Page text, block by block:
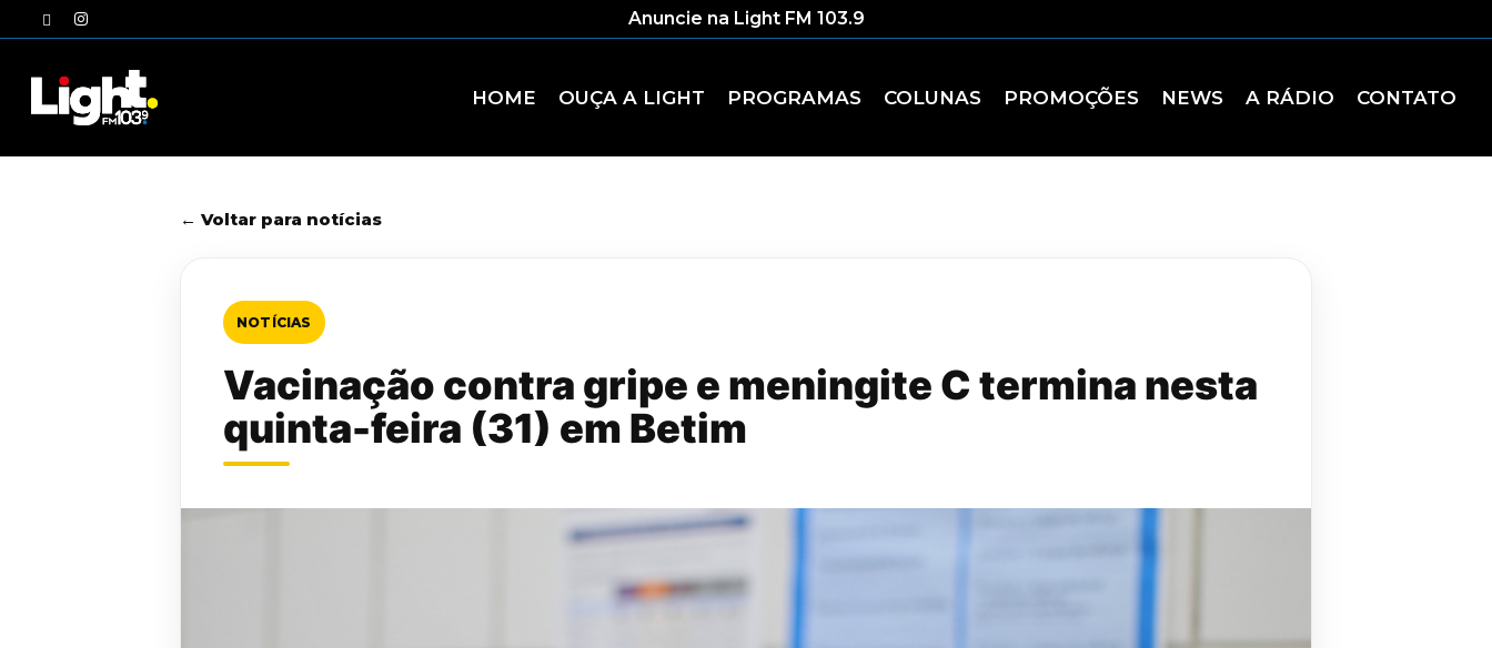
to
twitterinstagram Anuncie na Light FM 103.9
HOME OUÇA A LIGHT PROGRAMAS COLUNAS PROMOÇÕES NEWS A RÁDIO CONTATO
← Voltar para notícias
NOTÍCIAS
Vacinação contra gripe e meningite C termina nesta
quinta-feira (31) em Betim